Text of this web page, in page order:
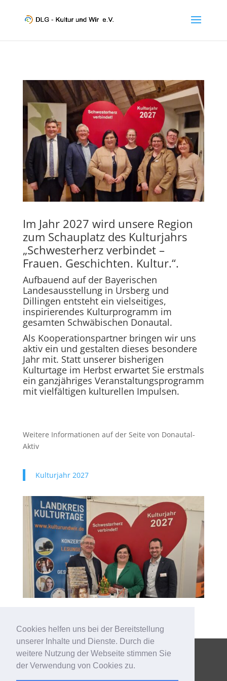
Cookies helfen uns bei der Bereitstellung
unserer Inhalte und Dienste. Durch die
weitere Nutzung der Webseite stimmen Sie
der Verwendung von Cookies zu.
Im Jahr 2027 wird unsere Region
zum Schauplatz des Kulturjahrs
„Schwesterherz verbindet –
Frauen. Geschichten. Kultur.“.
Aufbauend auf der Bayerischen
Landesausstellung in Ursberg und
Dillingen entsteht ein vielseitiges,
inspirierendes Kulturprogramm im
gesamten Schwäbischen Donautal.
Als Kooperationspartner bringen wir uns
aktiv ein und gestalten dieses besondere
Jahr mit. Statt unserer bisherigen
Kulturtage im Herbst erwartet Sie erstmals
ein ganzjähriges Veranstaltungsprogramm
mit vielfältigen kulturellen Impulsen.
Weitere Informationen auf der Seite von Donautal-
Aktiv
Kulturjahr 2027
Copyright © 2021 DLG – Kultur und Wir e.V. | Gestaltung und